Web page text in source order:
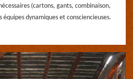
(cartons, gants, combinaison,
dynamiques et consciencieuses.